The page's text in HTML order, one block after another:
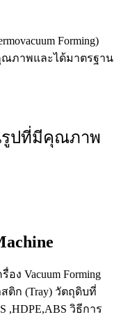
Forming)
ภาพและได้มาตรฐาน
รูปที่มีคุณภาพ
ง Vacuum Forming
ติก (Tray) วัตถุดิบที่
,HDPE,ABS วิธีการ